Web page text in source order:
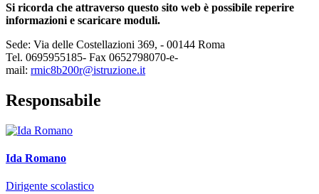
Si ricorda che attraverso questo sito web è possibile reperire
informazioni e scaricare moduli.
Sede: Via delle Costellazioni 369, - 00144 Roma
Tel. 0695955185- Fax 0652798070-e-
mail: rmic8b200r@istruzione.it
Responsabile
Ida Romano
Dirigente scolastico